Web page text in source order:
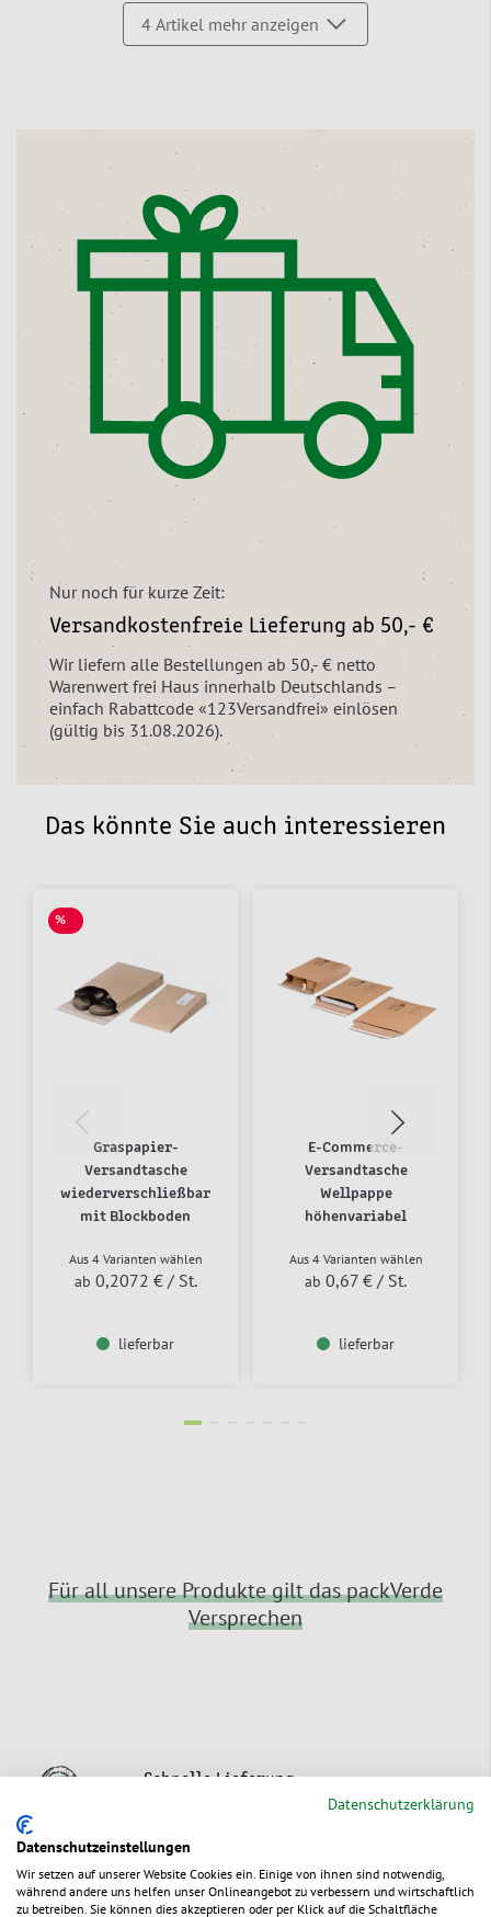
4 Artikel mehr anzeigen
Nur noch für kurze Zeit:
Versandkostenfreie Lieferung ab 50,- €
Wir liefern alle Bestellungen ab 50,- € netto
Warenwert frei Haus innerhalb Deutschlands –
einfach Rabattcode «123Versandfrei» einlösen
(gültig bis 31.08.2026).
Das könnte Sie auch interessieren
%
Graspapier-
Versandtasche
wiederverschließbar
mit Blockboden
Aus 4 Varianten wählen
ab 0,2072 € / St.
lieferbar
E-Commerce-
Versandtasche
Wellpappe
höhenvariabel
Aus 4 Varianten wählen
ab 0,67 € / St.
lieferbar
Für all unsere Produkte gilt das packVerde
Versprechen
Schnelle Lieferung
Bestellungen bis 15:00 Uhr (außer Fr:
14:00 Uhr) erreichen Sie i.d.R. in 1 bis 2
Werktagen ab Lager – oder zu Ihrem
Wunschtermin.
Datenschutzerklärung
Datenschutzeinstellungen
Wir setzen auf unserer Website Cookies ein. Einige von ihnen sind notwendig,
während andere uns helfen unser Onlineangebot zu verbessern und wirtschaftlich
zu betreiben. Sie können dies akzeptieren oder per Klick auf die Schaltfläche